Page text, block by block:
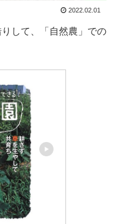
2022.02.01
して、「自然農」での